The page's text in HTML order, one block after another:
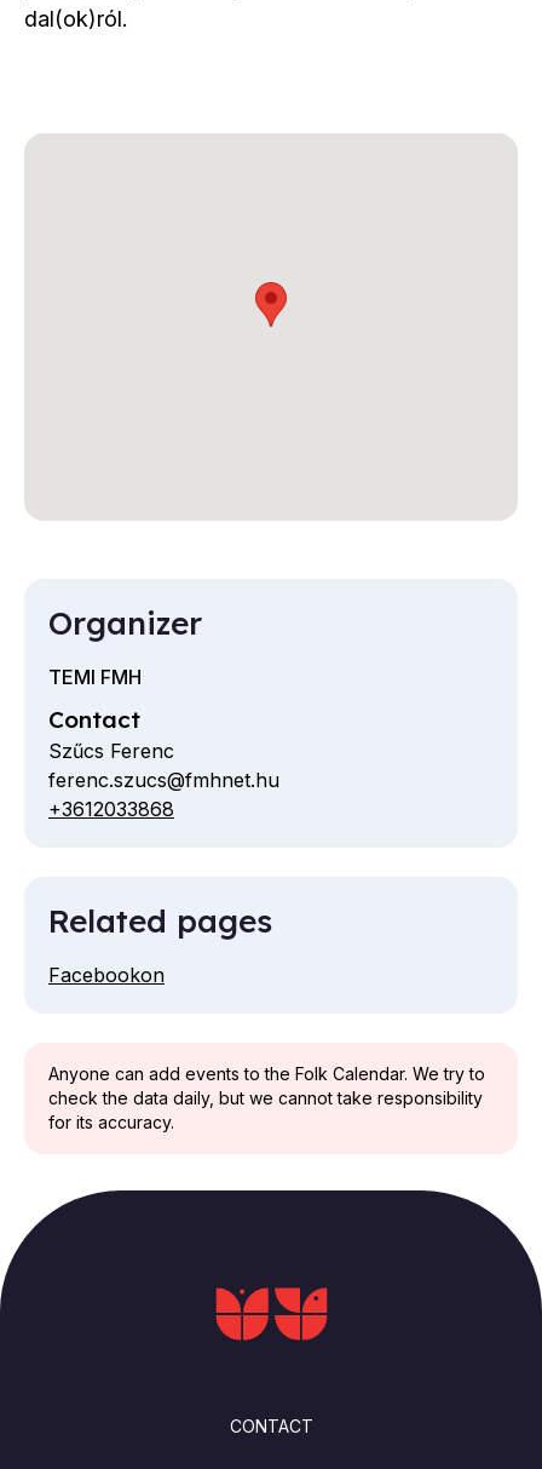
dal(ok)ról.
Anyone can add events to the Folk Calendar. We try to
check the data daily, but we cannot take responsibility
for its accuracy.
Organizer
TEMI FMH
Contact
Szűcs Ferenc
Email
ferenc.szucs@fmhnet.hu
Telephone
+3612033868
Related pages
Facebookon
CONTACT